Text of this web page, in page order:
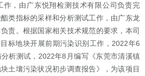
作，由广东悦翔检测技术有限公司负责完
类指标的采样和分析测试工作，由广东龙
责。根据国家相关技术规范的要求，本司
标地块开展前期污染识别工作 ， 2022年6
析测试， 2022年8 月编写《东莞市清溪镇
土壤污染状况初步调查报告》，为该项目